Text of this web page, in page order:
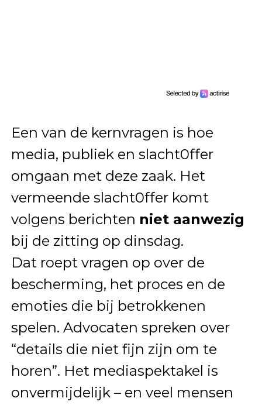
Een van de kernvragen is hoe
media, publiek en slacht0ffer
omgaan met deze zaak. Het
vermeende slacht0ffer komt
volgens berichten niet aanwezig
bij de zitting op dinsdag.
Dat roept vragen op over de
bescherming, het proces en de
emoties die bij betrokkenen
spelen. Advocaten spreken over
“details die niet fijn zijn om te
horen”. Het mediaspektakel is
onvermijdelijk – en veel mensen